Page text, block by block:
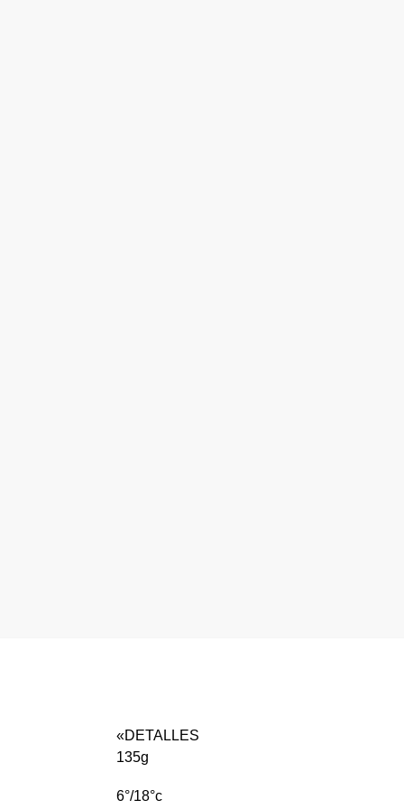
«DETALLES
135g
6°/18°c